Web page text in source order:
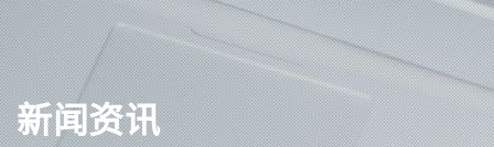
新闻资讯